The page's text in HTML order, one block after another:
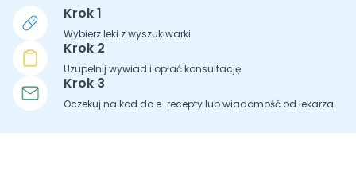
Krok 1
Wybierz leki z wyszukiwarki
Krok 2
Uzupełnij wywiad i opłać konsultację
Krok 3
Oczekuj na kod do e-recepty lub wiadomość od lekarza